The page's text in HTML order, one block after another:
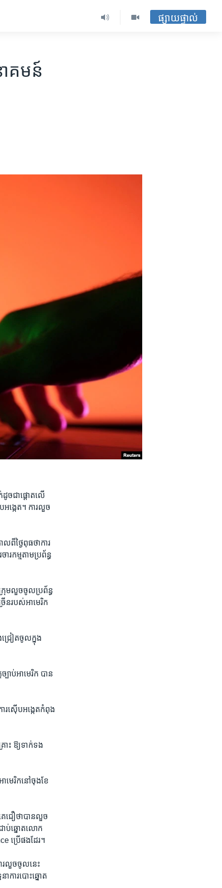
ផ្សាយផ្ទាល់
គមន៍​
ចជា​ផ្ដោត​លើ​
អង្កេត។ ការ​លួច​
ពី​ថ្ងៃ​ពុធ​ថា​ការ​
កម្ម​តាម​ប្រព័ន្ធ​
ក្រុមលួច​ចូល​ប្រព័ន្ធ​
ន​របស់​អាមេរិក
រៀតចូល​ក្នុង​
ាប់​អាមេរិក បាន​
រ​ស៊ើបអង្កេត​កំពុង​
ោះ​ ឱ្យទាក់ទង​
មេរិក​នៅ​ចុង​ខែ​
េ​ជឿ​ថា​បាន​លួច​
ាប់​ឆ្នោត​លោក
ប្រើ​ផងដែរ។​
រ​លួច​ចូល​នេះ​
ាការ​បោះឆ្នោត​